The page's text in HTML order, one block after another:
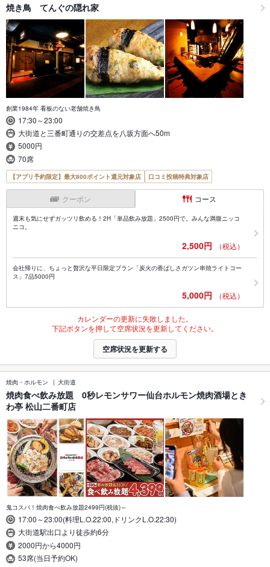
焼き鳥 てんぐの隠れ家
創業1984年 看板のない老舗焼き鳥
17:30～23:00
大街道と三番町通りの交差点を八坂方面へ50m
5000円
70席
【アプリ予約限定】最大800ポイント還元対象店 口コミ投稿特典対象店
クーポン コース
週末も気にせずガッツリ飲める！2H「単品飲み放題」2500円で。みんな満腹ニッコ
ニコ。
2,500円 （税込）
会社帰りに、ちょっと贅沢な平日限定プラン「炭火の香ばしさガツン串焼ライトコー
ス」7品5000円
5,000円 （税込）
カレンダーの更新に失敗しました。
下記ボタンを押して空席状況を更新してください。
空席状況を更新する
焼肉・ホルモン 大街道
焼肉食べ飲み放題 0秒レモンサワー仙台ホルモン焼肉酒場とき
わ亭 松山二番町店
鬼コスパ！焼肉食べ飲み放題2499円(税抜)～
17:00～23:00(料理L.O.22:00,ドリンクL.O.22:30)
大街道駅出口より徒歩約6分
2000円から4000円
53席(当日予約OK)